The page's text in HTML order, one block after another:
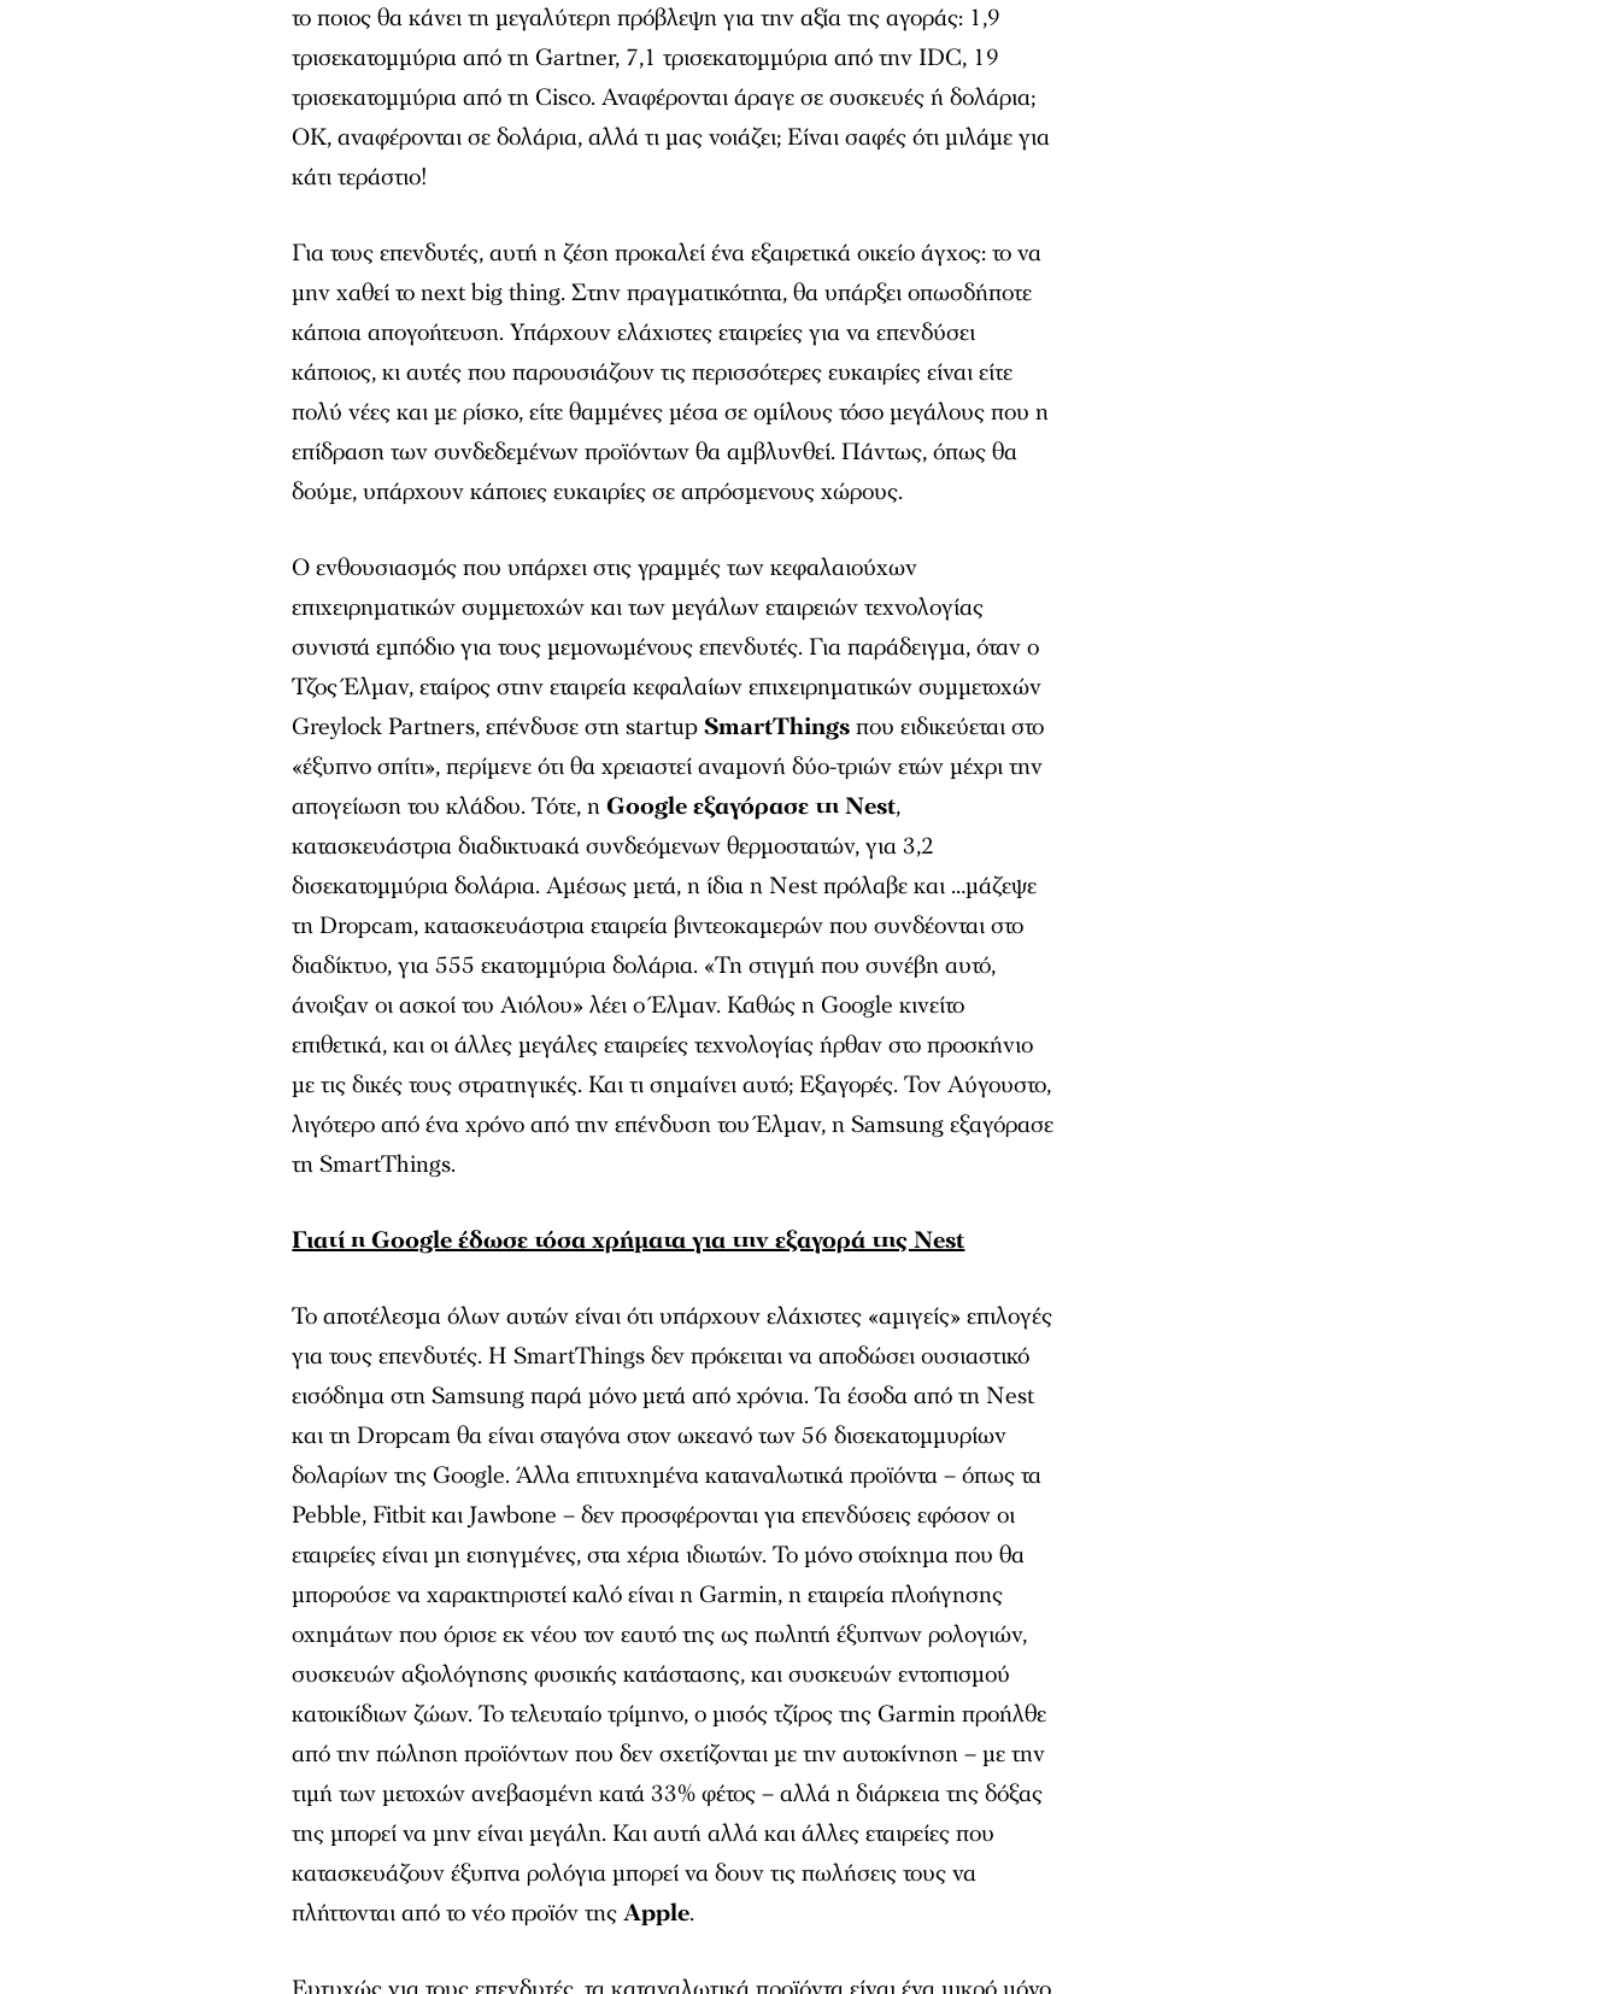
το ποιος θα κάνει τη μεγαλύτερη πρόβλεψη για την αξία της αγοράς: 1,9
τρισεκατομμύρια από τη Gartner, 7,1 τρισεκατομμύρια από την IDC, 19
τρισεκατομμύρια από τη Cisco. Αναφέρονται άραγε σε συσκευές ή δολάρια;
ΟΚ, αναφέρονται σε δολάρια, αλλά τι μας νοιάζει; Είναι σαφές ότι μιλάμε για
κάτι τεράστιο!
Για τους επενδυτές, αυτή η ζέση προκαλεί ένα εξαιρετικά οικείο άγχος: το να
μην χαθεί το next big thing. Στην πραγματικότητα, θα υπάρξει οπωσδήποτε
κάποια απογοήτευση. Υπάρχουν ελάχιστες εταιρείες για να επενδύσει
κάποιος, κι αυτές που παρουσιάζουν τις περισσότερες ευκαιρίες είναι είτε
πολύ νέες και με ρίσκο, είτε θαμμένες μέσα σε ομίλους τόσο μεγάλους που η
επίδραση των συνδεδεμένων προϊόντων θα αμβλυνθεί. Πάντως, όπως θα
δούμε, υπάρχουν κάποιες ευκαιρίες σε απρόσμενους χώρους.
Ο ενθουσιασμός που υπάρχει στις γραμμές των κεφαλαιούχων
επιχειρηματικών συμμετοχών και των μεγάλων εταιρειών τεχνολογίας
συνιστά εμπόδιο για τους μεμονωμένους επενδυτές. Για παράδειγμα, όταν ο
Τζος Έλμαν, εταίρος στην εταιρεία κεφαλαίων επιχειρηματικών συμμετοχών
Greylock Partners, επένδυσε στη startupSmartThingsπου ειδικεύεται στο
«έξυπνο σπίτι», περίμενε ότι θα χρειαστεί αναμονή δύο-τριών ετών μέχρι την
απογείωση του κλάδου. Τότε, ηGoogle εξαγόρασε τη Nest,
κατασκευάστρια διαδικτυακά συνδεόμενων θερμοστατών, για 3,2
δισεκατομμύρια δολάρια. Αμέσως μετά, η ίδια η Nest πρόλαβε και …μάζεψε
τη Dropcam, κατασκευάστρια εταιρεία βιντεοκαμερών που συνδέονται στο
διαδίκτυο, για 555 εκατομμύρια δολάρια. «Τη στιγμή που συνέβη αυτό,
άνοιξαν οι ασκοί του Αιόλου» λέει ο Έλμαν. Καθώς η Google κινείτο
επιθετικά, και οι άλλες μεγάλες εταιρείες τεχνολογίας ήρθαν στο προσκήνιο
με τις δικές τους στρατηγικές. Και τι σημαίνει αυτό; Εξαγορές. Τον Αύγουστο,
λιγότερο από ένα χρόνο από την επένδυση του Έλμαν, η Samsung εξαγόρασε
τη SmartThings.
Γιατί η Google έδωσε τόσα χρήματα για την εξαγορά της Nest
Το αποτέλεσμα όλων αυτών είναι ότι υπάρχουν ελάχιστες «αμιγείς» επιλογές
για τους επενδυτές. Η SmartThings δεν πρόκειται να αποδώσει ουσιαστικό
εισόδημα στη Samsung παρά μόνο μετά από χρόνια. Τα έσοδα από τη Nest
και τη Dropcam θα είναι σταγόνα στον ωκεανό των 56 δισεκατομμυρίων
δολαρίων της Google. Άλλα επιτυχημένα καταναλωτικά προϊόντα – όπως τα
Pebble, Fitbit και Jawbone – δεν προσφέρονται για επενδύσεις εφόσον οι
εταιρείες είναι μη εισηγμένες, στα χέρια ιδιωτών. Το μόνο στοίχημα που θα
μπορούσε να χαρακτηριστεί καλό είναι η Garmin, η εταιρεία πλοήγησης
οχημάτων που όρισε εκ νέου τον εαυτό της ως πωλητή έξυπνων ρολογιών,
συσκευών αξιολόγησης φυσικής κατάστασης, και συσκευών εντοπισμού
κατοικίδιων ζώων. Το τελευταίο τρίμηνο, ο μισός τζίρος της Garmin προήλθε
από την πώληση προϊόντων που δεν σχετίζονται με την αυτοκίνηση – με την
τιμή των μετοχών ανεβασμένη κατά 33% φέτος – αλλά η διάρκεια της δόξας
της μπορεί να μην είναι μεγάλη. Και αυτή αλλά και άλλες εταιρείες που
κατασκευάζουν έξυπνα ρολόγια μπορεί να δουν τις πωλήσεις τους να
πλήττονται από το νέο προϊόν τηςApple.